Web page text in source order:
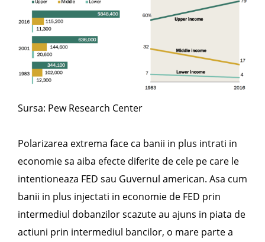
Sursa: Pew Research Center
Polarizarea extrema face ca banii in plus intrati in
economie sa aiba efecte diferite de cele pe care le
intentioneaza FED sau Guvernul american. Asa cum
banii in plus injectati in economie de FED prin
intermediul dobanzilor scazute au ajuns in piata de
actiuni prin intermediul bancilor, o mare parte a